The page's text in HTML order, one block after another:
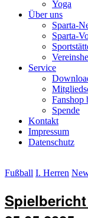
Yoga
Über uns
Sparta-
Sparta-
Service
Fanshop
Spende
Kontakt
Impressum
Datenschutz
Fußball I. Herren